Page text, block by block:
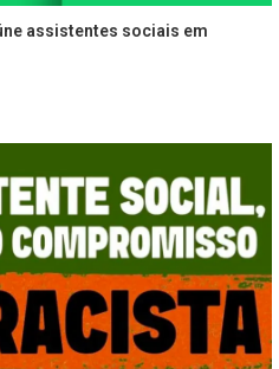
assistentes sociais em